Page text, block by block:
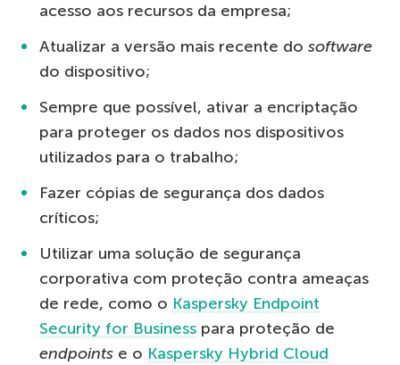
acesso aos recursos da empresa;
Atualizar a versão mais recente do software
do dispositivo;
Sempre que possível, ativar a encriptação
para proteger os dados nos dispositivos
utilizados para o trabalho;
Fazer cópias de segurança dos dados
críticos;
Utilizar uma solução de segurança
corporativa com proteção contra ameaças
de rede, como o Kaspersky Endpoint
Security for Business para proteção de
endpoints e o Kaspersky Hybrid Cloud